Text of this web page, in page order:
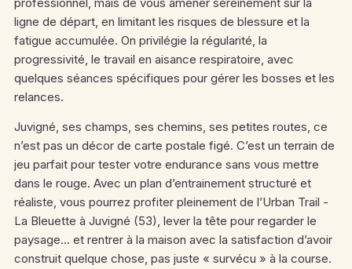
ligne de départ, en limitant les risques de blessure et la
fatigue accumulée. On privilégie la régularité, la
progressivité, le travail en aisance respiratoire, avec
quelques séances spécifiques pour gérer les bosses et les
relances.
Juvigné, ses champs, ses chemins, ses petites routes, ce
n’est pas un décor de carte postale figé. C’est un terrain de
jeu parfait pour tester votre endurance sans vous mettre
dans le rouge. Avec un plan d’entrainement structuré et
réaliste, vous pourrez profiter pleinement de l’Urban Trail -
La Bleuette à Juvigné (53), lever la tête pour regarder le
paysage… et rentrer à la maison avec la satisfaction d’avoir
construit quelque chose, pas juste « survécu » à la course.